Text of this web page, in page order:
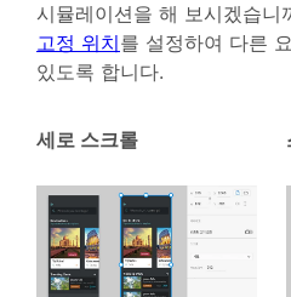
시뮬레이션을 해 보시겠습니
고정 위치를 설정하여 다른
있도록 합니다.
세로 스크롤